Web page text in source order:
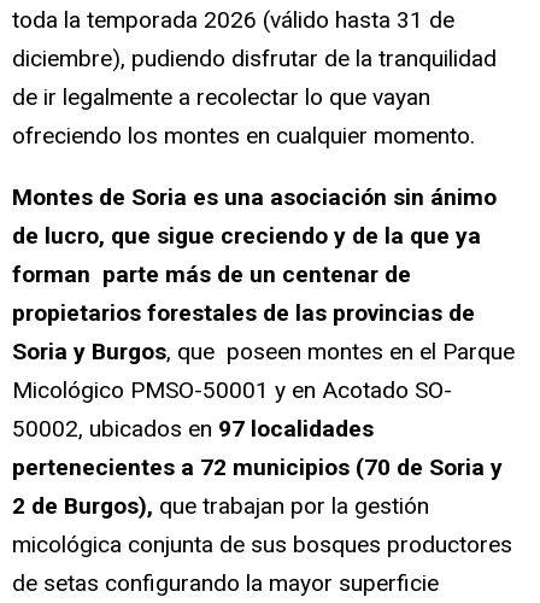
toda la temporada 2026 (válido hasta 31 de
diciembre), pudiendo disfrutar de la tranquilidad
de ir legalmente a recolectar lo que vayan
ofreciendo los montes en cualquier momento.
Montes de Soria es una asociación sin ánimo
de lucro, que sigue creciendo y de la que ya
forman parte más de un centenar de
propietarios forestales de las provincias de
Soria y Burgos, que poseen montes en el Parque
Micológico PMSO-50001 y en Acotado SO-
50002, ubicados en 97 localidades
pertenecientes a 72 municipios (70 de Soria y
2 de Burgos), que trabajan por la gestión
micológica conjunta de sus bosques productores
de setas configurando la mayor superficie